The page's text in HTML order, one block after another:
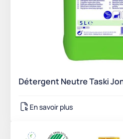
Détergent Neutre Taski
En savoir plus